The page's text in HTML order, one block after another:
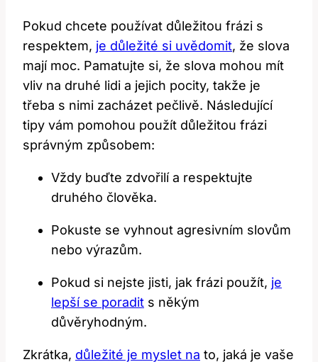
Pokud chcete používat důležitou frázi s
respektem, je důležité si uvědomit, že slova
mají moc. Pamatujte si, že slova mohou mít
vliv na druhé lidi a jejich pocity, takže je
třeba s nimi zacházet pečlivě. Následující
tipy vám pomohou použít důležitou frázi
správným způsobem:
Vždy buďte zdvořilí a respektujte
druhého člověka.
Pokuste se vyhnout agresivním slovům
nebo výrazům.
Pokud si nejste jisti, jak frázi použít, je
lepší se poradit s někým
důvěryhodným.
Zkrátka, důležité je myslet na to, jaká je vaše